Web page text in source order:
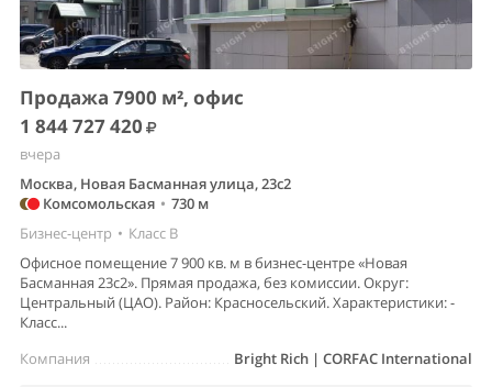
Продажа 7900 м², офис
1 844 727 420
вчера
Москва, Новая Басманная улица, 23с2
Комсомольская • 730 м
Бизнес-центр • Класс B
Офисное помещение 7 900 кв. м в бизнес-центре «Новая
Басманная 23с2». Прямая продажа, без комиссии. Округ:
Центральный (ЦАО). Район: Красносельский. Характеристики: -
Класс...
Bright Rich | CORFAC International
Компания